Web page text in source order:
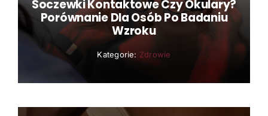
Soczewki Kontaktowe Czy Okulary?
Porównanie Dla Osób Po Badaniu
Wzroku
Kategorie: Zdrowie